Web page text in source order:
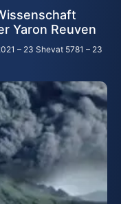
Yaron Reuven
– 23 Shevat 5781 – 23